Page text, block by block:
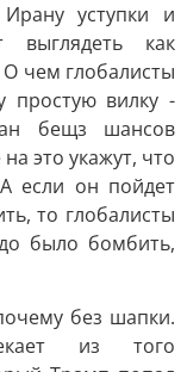
уступки и
как
чем глобалисты
простую вилку -
бещз шансов
это укажут, что
если он пойдет
то глобалисты
было бомбить,
без шапки.
из того